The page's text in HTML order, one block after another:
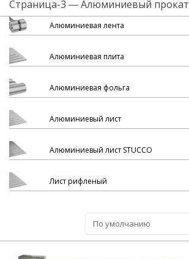
Страница-3 ― Алюминиевый прокат
Алюминиевая лента
Алюминиевая плита
Алюминиевая фольга
Алюминиевый лист
Алюминиевый лист STUCCO
Лист рифленый